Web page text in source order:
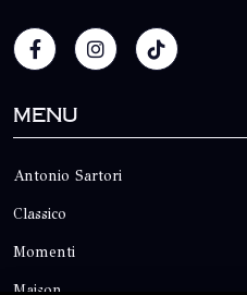
Menu
Antonio Sartori
Classico
Momenti
Maison